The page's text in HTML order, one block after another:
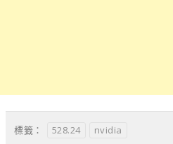
標籤： 528.24 nvidia